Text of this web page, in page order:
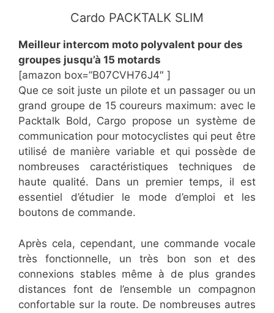
Cardo PACKTALK SLIM
​Meilleur intercom moto polyvalent pour des
groupes jusqu’à 15 motards
[amazon box=”​B07CVH76J4″ ]
Que ce soit juste un pilote et un passager ou un
grand groupe de 15 coureurs maximum: avec le
Packtalk Bold, Cargo propose un système de
communication pour motocyclistes qui peut être
utilisé de manière variable et qui possède de
nombreuses caractéristiques techniques de
haute qualité. Dans un premier temps, il est
essentiel d’étudier le mode d’emploi et les
boutons de commande.
Après cela, cependant, une commande vocale
très fonctionnelle, un très bon son et des
connexions stables même à de plus grandes
distances font de l’ensemble un compagnon
confortable sur la route. De nombreuses autres